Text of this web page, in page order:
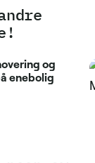
og
enebolig